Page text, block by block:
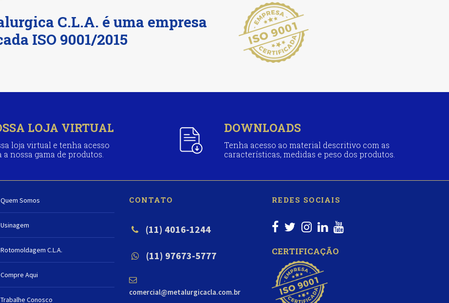
C.L.A. é uma empresa
ISO 9001/2015
LOJA VIRTUAL
loja virtual e tenha acesso
nossa gama de produtos.
DOWNLOADS
Tenha acesso ao material descritivo com as
características, medidas e peso dos produtos.
Quem Somos
Usinagem
Rotomoldagem C.L.A.
Compre Aqui
Trabalhe Conosco
CONTATO
(11) 4016-1244
(11) 97673-5777
comercial@metalurgicacla.com.br
REDES SOCIAIS
CERTIFICAÇÃO